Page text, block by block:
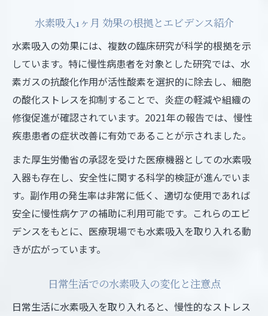
水素吸入1ヶ月 効果の根拠とエビデンス紹介
水素吸入の効果には、複数の臨床研究が科学的根拠を示
しています。特に慢性病患者を対象とした研究では、水
素ガスの抗酸化作用が活性酸素を選択的に除去し、細胞
の酸化ストレスを抑制することで、炎症の軽減や組織の
修復促進が確認されています。2021年の報告では、慢性
疾患患者の症状改善に有効であることが示されました。
また厚生労働省の承認を受けた医療機器としての水素吸
入器も存在し、安全性に関する科学的検証が進んでいま
す。副作用の発生率は非常に低く、適切な使用であれば
安全に慢性病ケアの補助に利用可能です。これらのエビ
デンスをもとに、医療現場でも水素吸入を取り入れる動
きが広がっています。
日常生活での水素吸入の変化と注意点
日常生活に水素吸入を取り入れると、慢性的なストレス